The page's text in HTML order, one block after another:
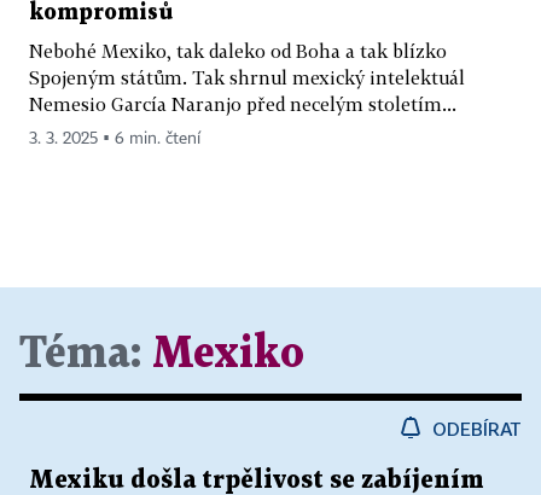
kompromisů
Nebohé Mexiko, tak daleko od Boha a tak blízko
Spojeným státům. Tak shrnul mexický intelektuál
Nemesio García Naranjo před necelým stoletím...
3. 3. 2025 ▪ 6 min. čtení
Téma: Mexiko
ODEBÍRAT
Mexiku došla trpělivost se zabíjením